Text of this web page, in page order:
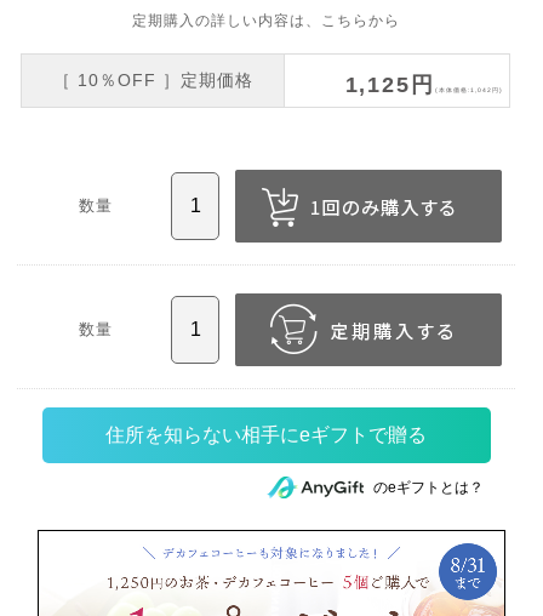
定期購入の詳しい内容は、こちらから
［ 10％OFF ］定期価格 1,125円 (本体価格:1,042円)
数量
数量
住所を知らない相手にeギフトで贈る
のeギフトとは？